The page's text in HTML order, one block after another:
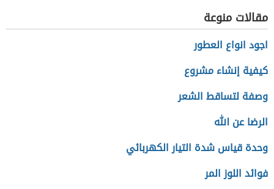
مقالات منوعة
اجود انواع العطور
كيفية إنشاء مشروع
وصفة لتساقط الشعر
الرضا عن الله
وحدة قياس شدة التيار الكهربائي
فوائد اللوز المر